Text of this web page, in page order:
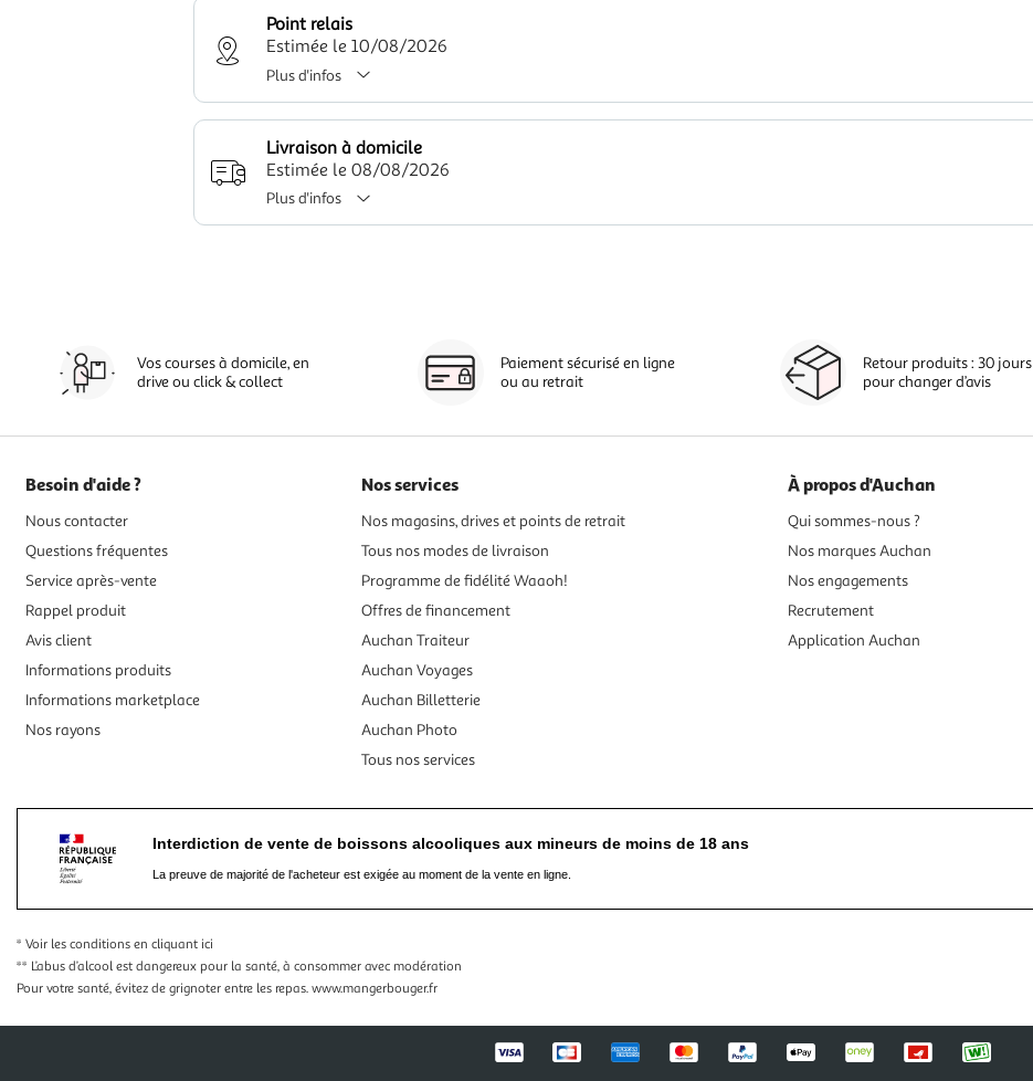
Point relais
Estimée le 10/08/2026
Plus d'infos
Livraison à domicile
Estimée le 08/08/2026
Plus d'infos
Vos courses à domicile, en
drive ou click & collect
Paiement sécurisé en ligne
ou au retrait
Retour produits : 30 jours
pour changer d’avis
Besoin d'aide ?
Nous contacter
Questions fréquentes
Service après-vente
Rappel produit
Avis client
Informations produits
Informations marketplace
Nos rayons
Nos services
Nos magasins, drives et points de retrait
Tous nos modes de livraison
Programme de fidélité Waaoh!
Offres de financement
Auchan Traiteur
Auchan Voyages
Auchan Billetterie
Auchan Photo
Tous nos services
À propos d'Auchan
Qui sommes-nous ?
Nos marques Auchan
Nos engagements
Recrutement
Application Auchan
Interdiction de vente de boissons alcooliques aux mineurs de moins de 18 ans
La preuve de majorité de l'acheteur est exigée au moment de la vente en ligne.
* Voir les conditions en cliquant ici
** L’abus d’alcool est dangereux pour la santé, à consommer avec modération
Pour votre santé, évitez de grignoter entre les repas. www.mangerbouger.fr